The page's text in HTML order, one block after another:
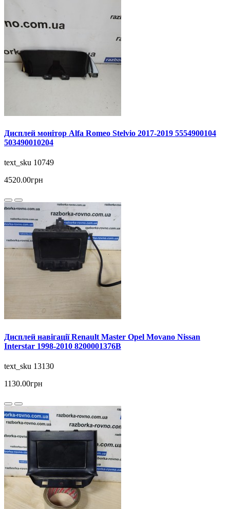
Дисплей монітор Alfa Romeo Stelvio 2017-2019 5554900104
503490010204
text_sku 10749
4520.00грн
Дисплей навігації Renault Master Opel Movano Nissan
Interstar 1998-2010 8200001376B
text_sku 13130
1130.00грн